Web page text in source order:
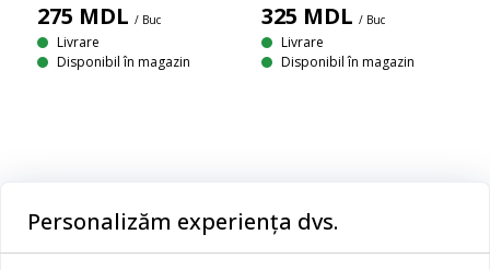
275 MDL / Buc
Livrare
Disponibil în magazin
325 MDL / Buc
Livrare
Disponibil în magazin
Personalizăm experiența dvs.